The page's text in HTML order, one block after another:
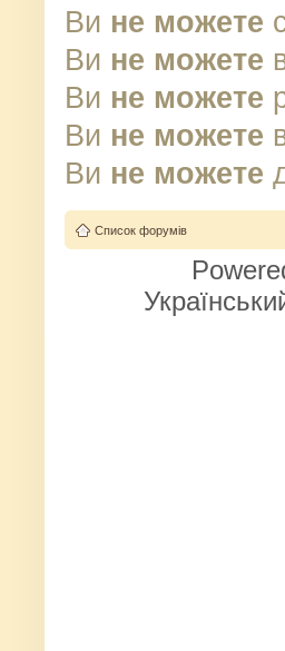
Ви не можете
Ви не можете
Ви не можете
Ви не можете
Ви не можете
Список форумів